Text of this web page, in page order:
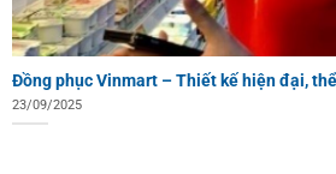
Đồng phục Vinmart – Thiết kế hiện đại,
23/09/2025